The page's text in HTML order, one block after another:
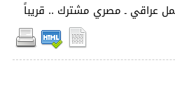
عراقي ـ مصري مشترك .. قريباً